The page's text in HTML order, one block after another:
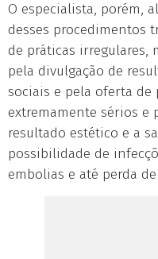
O especialista, porém,
desses procedimentos
de práticas irregulares,
pela divulgação de
sociais e pela oferta de
extremamente sérios e
resultado estético e a
possibilidade de
embolias e até perda